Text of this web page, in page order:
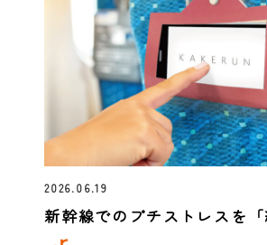
2026.06.19
新幹線でのプチストレスを